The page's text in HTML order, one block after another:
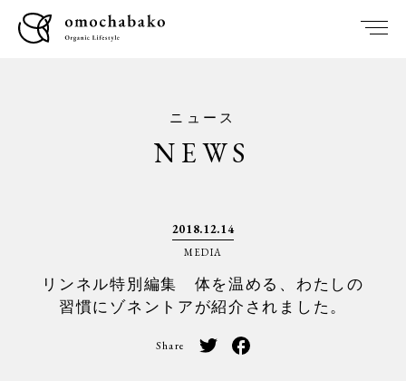
ニュース
NEWS
2018.12.14
MEDIA
リンネル特別編集 体を温める、わたしの
習慣にゾネントアが紹介されました。
Share